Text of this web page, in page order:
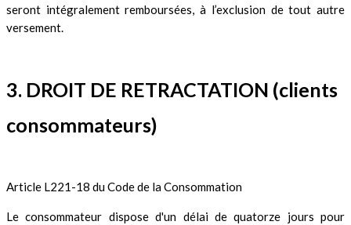
seront intégralement remboursées, à l’exclusion de tout autre
versement.
3. DROIT DE RETRACTATION (clients
consommateurs)
Article L221-18 du Code de la Consommation
Le consommateur dispose d'un délai de quatorze jours pour